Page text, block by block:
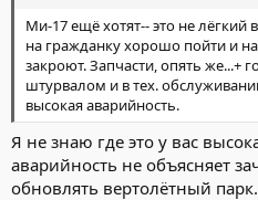
Ми-17 ещё хотят-- это не лёгкий
на гражданку хорошо пойти и
закроют. Запчасти, опять же...+
штурвалом и в тех.
высокая аварийность.
Я не знаю где это у вас
аварийность не объясняет
обновлять вертолётный парк.